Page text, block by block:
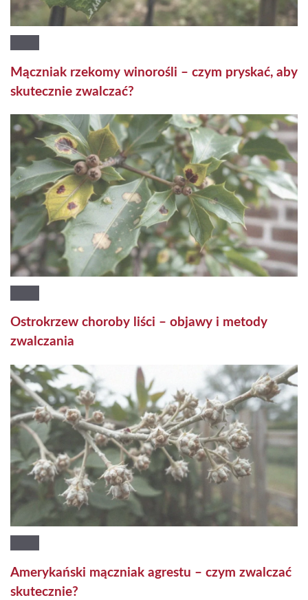
Mączniak rzekomy winorośli – czym pryskać, aby
skutecznie zwalczać?
Ostrokrzew choroby liści – objawy i metody
zwalczania
Amerykański mączniak agrestu – czym zwalczać
skutecznie?